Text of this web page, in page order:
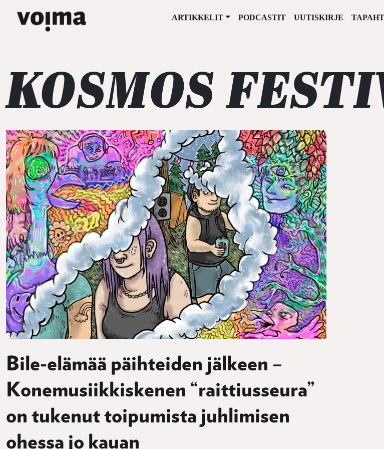
Päävalikko
ARTIKKELIT PODCASTIT UUTISKIRJE
KOSMOS
Bile-elämää päihteiden jälkeen –
Konemusiikkiskenen “raittiusseura”
on tukenut toipumista juhlimisen
ohessa jo kauan